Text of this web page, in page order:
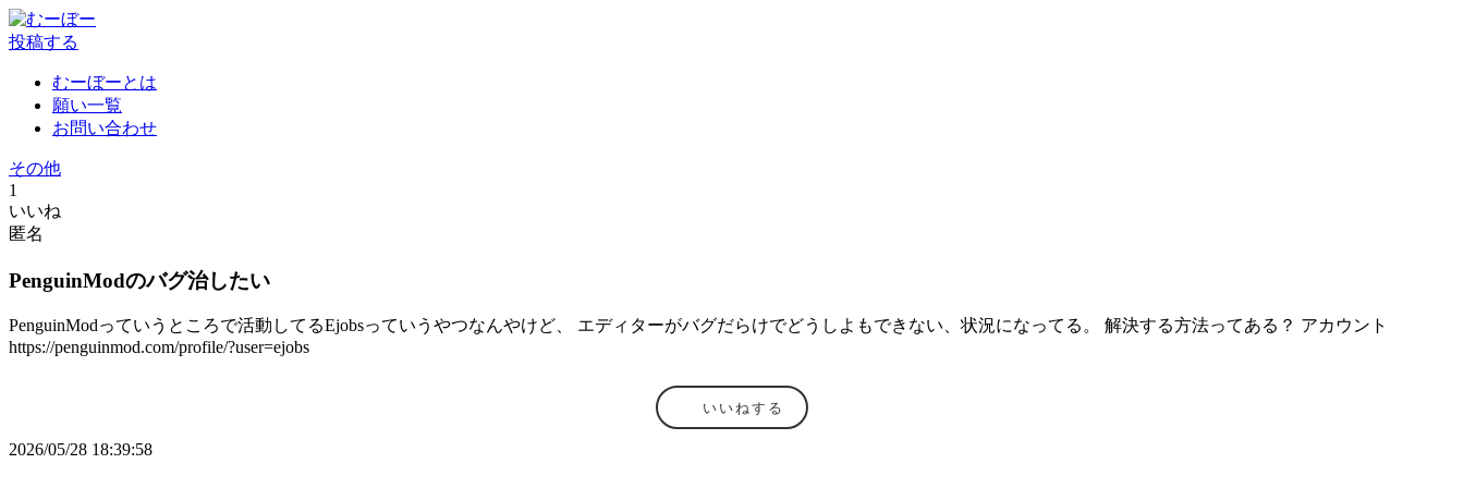
投稿する
むーぼーとは
願い一覧
お問い合わせ
その他
1
いいね
匿名
PenguinModのバグ治したい
PenguinModっていうところで活動してるEjobsっていうやつなんやけど、 エディターがバグだらけでどうしよもできない、状況になってる。 解決する方法ってある？ アカウント
https://penguinmod.com/profile/?user=ejobs
いいねする
2026/05/28 18:39:58